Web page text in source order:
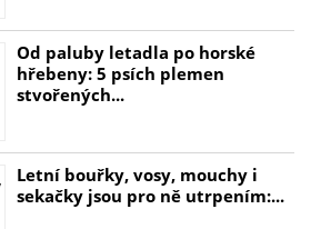
Od paluby letadla po horské
hřebeny: 5 psích plemen
stvořených...
Letní bouřky, vosy, mouchy i
sekačky jsou pro ně utrpením:...